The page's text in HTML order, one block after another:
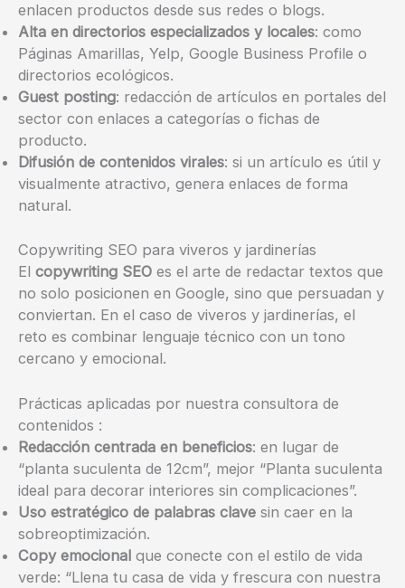
enlacen productos desde sus redes o blogs.
Alta en directorios especializados y locales: como
Páginas Amarillas, Yelp, Google Business Profile o
directorios ecológicos.
Guest posting: redacción de artículos en portales del
sector con enlaces a categorías o fichas de
producto.
Difusión de contenidos virales: si un artículo es útil y
visualmente atractivo, genera enlaces de forma
natural.
Copywriting SEO para viveros y jardinerías
El copywriting SEO es el arte de redactar textos que
no solo posicionen en Google, sino que persuadan y
conviertan. En el caso de viveros y jardinerías, el
reto es combinar lenguaje técnico con un tono
cercano y emocional.
Prácticas aplicadas por nuestra consultora de
contenidos :
Redacción centrada en beneficios: en lugar de
“planta suculenta de 12cm”, mejor “Planta suculenta
ideal para decorar interiores sin complicaciones”.
Uso estratégico de palabras clave sin caer en la
sobreoptimización.
Copy emocional que conecte con el estilo de vida
verde: “Llena tu casa de vida y frescura con nuestra